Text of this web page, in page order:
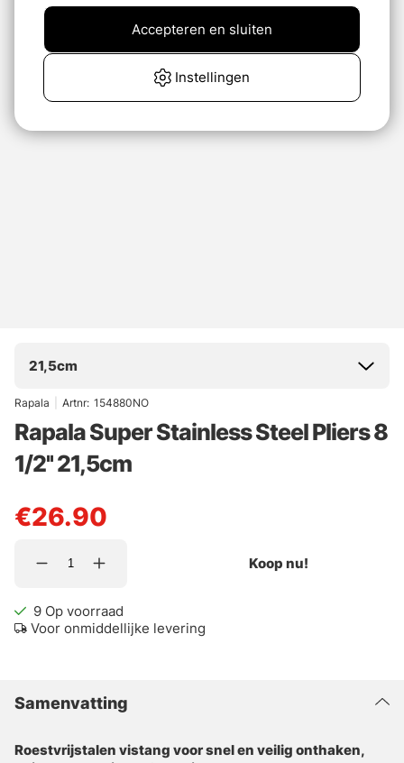
21,5cm
Rapala Artnr: 154880NO
Rapala Super Stainless Steel Pliers 8
1/2'' 21,5cm
€26.90
Koop nu!
9 Op voorraad
Voor onmiddellijke levering
Samenvatting
Roestvrijstalen vistang voor snel en veilig onthaken,
Instellingen
Accepteren en sluiten